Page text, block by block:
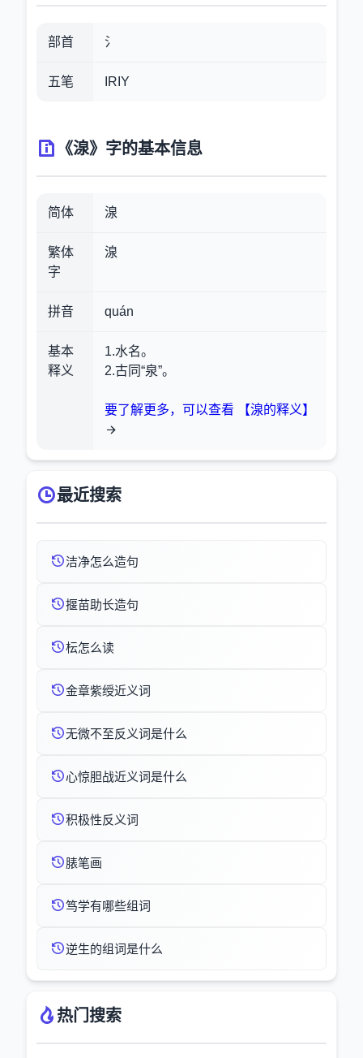
部首 氵
五笔 IRIY
《湶》字的基本信息
简体 湶
繁体
字
湶
拼音 quán
基本
释义
1.水名。
2.古同“泉”。
要了解更多，可以查看 【湶的释义】
最近搜索
洁净怎么造句
揠苗助长造句
枟怎么读
金章紫绶近义词
无微不至反义词是什么
心惊胆战近义词是什么
积极性反义词
脿笔画
笃学有哪些组词
逆生的组词是什么
热门搜索